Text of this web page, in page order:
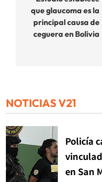
entradas
que glaucoma es la
principal causa de
ceguera en Bolivia
NOTICIAS V21
Policía
en San